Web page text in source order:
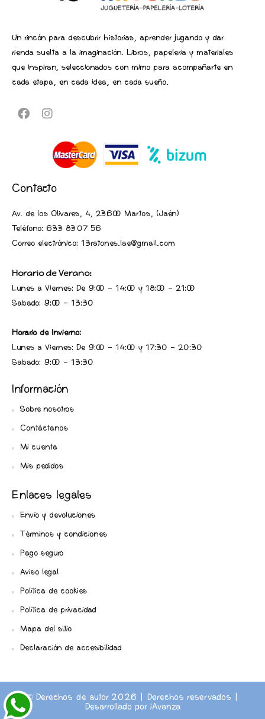
Un rincón para descubrir historias, aprender jugando y dar
rienda suelta a la imaginación. Libros, papelería y materiales
que inspiran, seleccionados con mimo para acompañarte en
cada etapa, en cada idea, en cada sueño.
Contacto
Av. de los Olivares, 4, 23600 Martos, (Jaén)
Teléfono: 633 83 07 56
Correo electrónico: 13ratones.lae@gmail.com
Horario de Verano:
Lunes a Viernes: De 9:00 - 14:00 y 18:00 - 21:00
Sabado: 9:00 - 13:30
Horario de Invierno:
Lunes a Viernes: De 9:00 - 14:00 y 17:30 - 20:30
Sabado: 9:00 - 13:30
Información
Sobre nosotros
Contáctanos
Mi cuenta
Mis pedidos
Enlaces legales
Envío y devoluciones
Términos y condiciones
Pago seguro
Aviso legal
Política de cookies
Política de privacidad
Mapa del sitio
Declaración de accesibilidad
© Derechos de autor 2026 | Derechos reservados |
Desarrollado por iAvanza